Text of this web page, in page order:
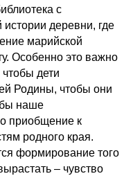
с
деревни, где
марийской
Особенно это важно
дети
Родины, чтобы они
наше
приобщение к
родного края.
формирование того
– чувство